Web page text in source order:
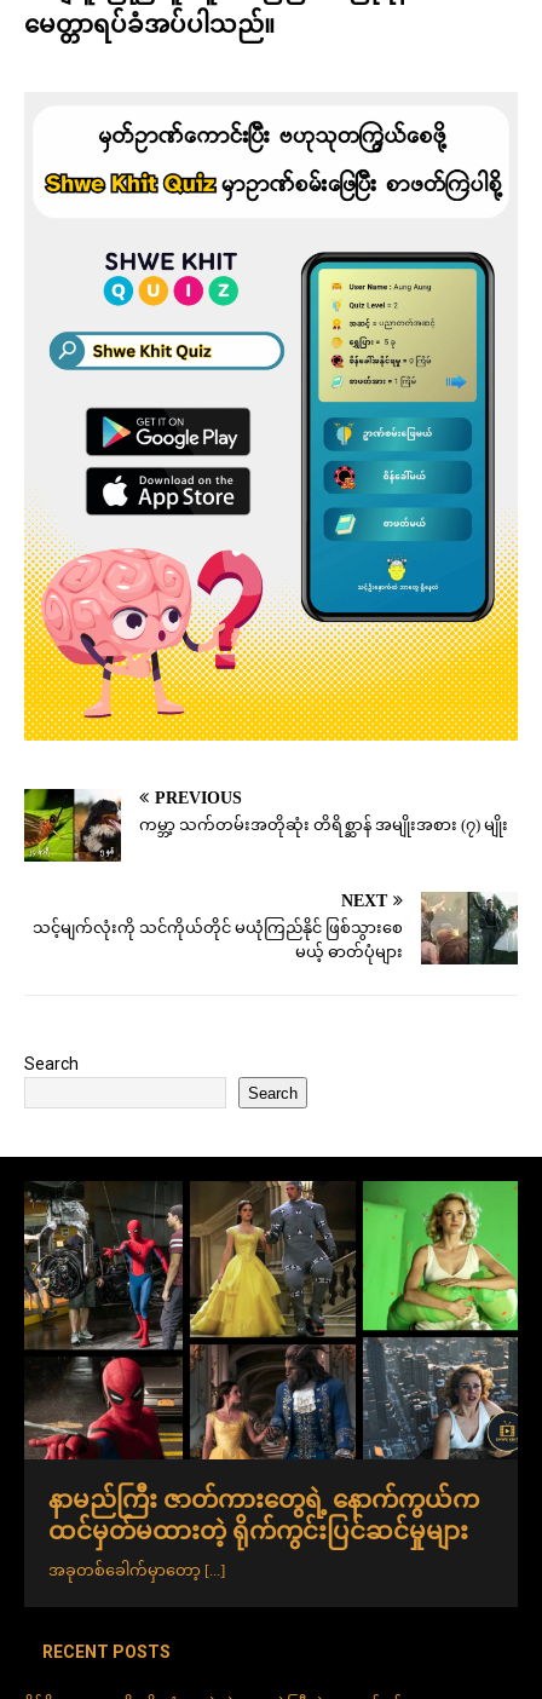
မေတ္တာရပ်ခံအပ်ပါသည်။
PREVIOUS
ကမ္ဘာ့ သက်တမ်းအတိုဆုံး တိရိစ္ဆာန် အမျိုးအစား (၇) မျိုး
NEXT
သင့်မျက်လုံးကို သင်ကိုယ်တိုင် မယုံကြည်နိုင်​ ဖြစ်သွားစေ
မယ့် ဓာတ်ပုံများ
Search
Search
နာမည်ကြီး ဇာတ်ကားတွေရဲ့ နောက်ကွယ်က
ထင်မှတ်မထားတဲ့ ရိုက်ကွင်းပြင်ဆင်မှုများ
အခုတစ်ခေါက်မှာတော့ [...]
RECENT POSTS